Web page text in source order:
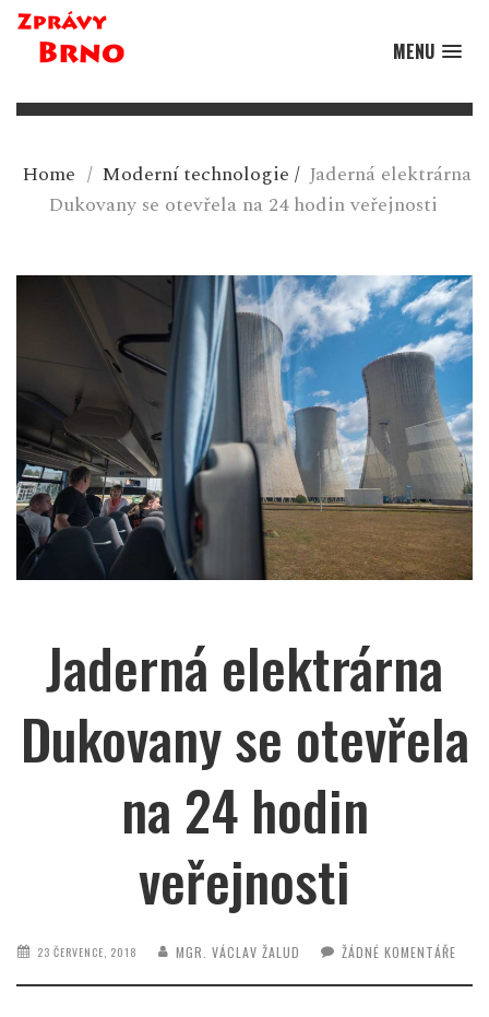
MENU
Home / Moderní technologie / Jaderná elektrárna
Dukovany se otevřela na 24 hodin veřejnosti
Jaderná elektrárna
Dukovany se otevřela
na 24 hodin
veřejnosti
23 ČERVENCE, 2018 MGR. VÁCLAV ŽALUD ŽÁDNÉ KOMENTÁŘE